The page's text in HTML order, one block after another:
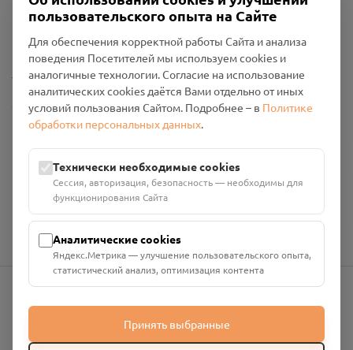
Политика конфиденциальности
Промо-материалы
Настройки cookies
Общество с ограниченной ответственностью «Смоленский
Проект Помним»
Юридический адрес: 216790, Смоленская область, р-н
Руднянский, г. Рудня, улица Западная, д. 26А, пом. 18
Номер счёта: 40702810901130004287 в АО "АЛЬФА-БАНК"
Кор. счёт: 30101810200000000593
info@pomnim.online
пользовательского опыта на Сайте
Для обеспечения корректной работы Сайта и анализа
поведения Посетителей мы используем cookies и
аналогичные технологии. Согласие на использование
аналитических cookies даётся Вами отдельно от иных
условий пользования Сайтом. Подробнее – в Политике
обработки персональных данных.
Технически необходимые cookies
Сессия, авторизация, безопасность — необходимы для
функционирования Сайта
Аналитические cookies
Яндекс.Метрика — улучшение пользовательского опыта,
статистический анализ, оптимизация контента
Принять выбранные